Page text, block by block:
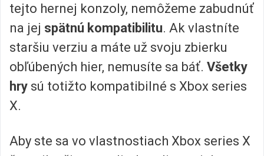
tejto hernej konzoly, nemôžeme zabudnúť
na jej spätnú kompatibilitu. Ak vlastníte
staršiu verziu a máte už svoju zbierku
obľúbených hier, nemusíte sa báť. Všetky
hry sú totižto kompatibilné s Xbox series
X.
Aby ste sa vo vlastnostiach Xbox series X